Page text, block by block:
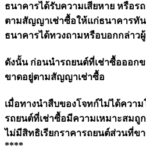
ธนาคารได้รับความเสียหาย หรือร
ตามสัญญาเช่าซื้อให้แก่ธนาคารทั
ธนาคารได้ทวงถามหรือบอกกล่าว
ดังนั้น ก่อนนำรถยนต์ที่เช่าซื้อออก
ขาดอยู่ตามสัญญาเช่าซื้อ
เมื่อทางนำสืบของโจทก์ไม่ได้ควา
รถยนต์ที่เช่าซื้อมีความเหมาะสมถู
ไม่มีสิทธิเรียกราคารถยนต์ส่วนที่
****